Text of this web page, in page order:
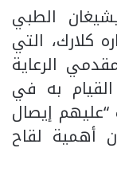
الطبي
كلارك، التي
الرعاية
به في
“عليهم إيصال
أهمية لقاح